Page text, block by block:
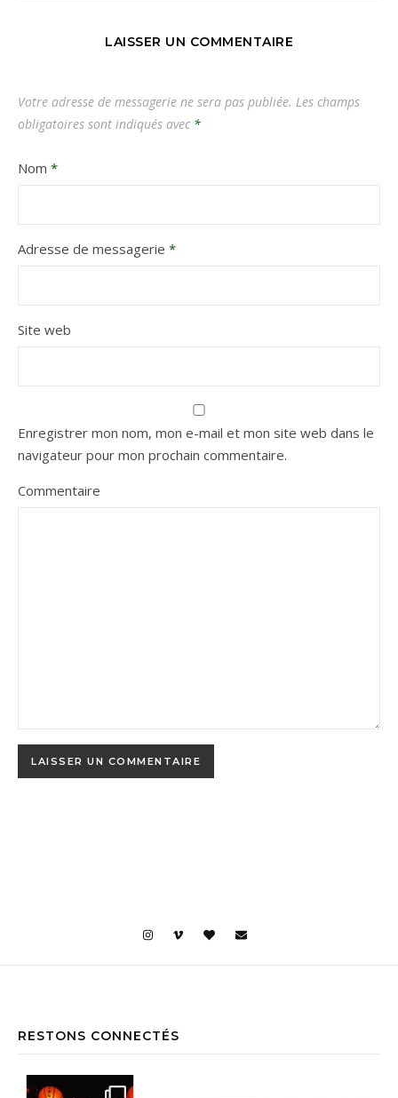
LAISSER UN COMMENTAIRE
Votre adresse de messagerie ne sera pas publiée. Les champs
obligatoires sont indiqués avec *
Nom *
Adresse de messagerie *
Site web
Enregistrer mon nom, mon e-mail et mon site web dans le
navigateur pour mon prochain commentaire.
Commentaire
RESTONS CONNECTÉS